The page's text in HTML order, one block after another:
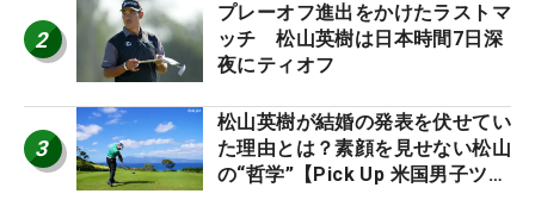
2
プレーオフ進出をかけたラストマ
ッチ 松山英樹は日本時間7日深
夜にティオフ
3
松山英樹が結婚の発表を伏せてい
た理由とは？素顔を見せない松山
の“哲学”【Pick Up 米国男子ツア